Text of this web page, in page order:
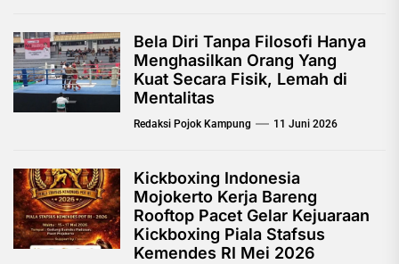
Bela Diri Tanpa Filosofi Hanya
Menghasilkan Orang Yang
Kuat Secara Fisik, Lemah di
Mentalitas
Redaksi Pojok Kampung 11 Juni 2026
Kickboxing Indonesia
Mojokerto Kerja Bareng
Rooftop Pacet Gelar Kejuaraan
Kickboxing Piala Stafsus
Kemendes RI Mei 2026